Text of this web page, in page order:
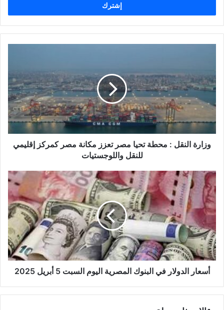
ب
ر
ل
إ
ك
ت
ر
وزارة النقل : محطة تحيا مصر تعزز مكانة مصر كمركز إقليمي
للنقل واللوجستيات
أسعار الدولار في البنوك المصرية اليوم السبت 5 أبريل 2025